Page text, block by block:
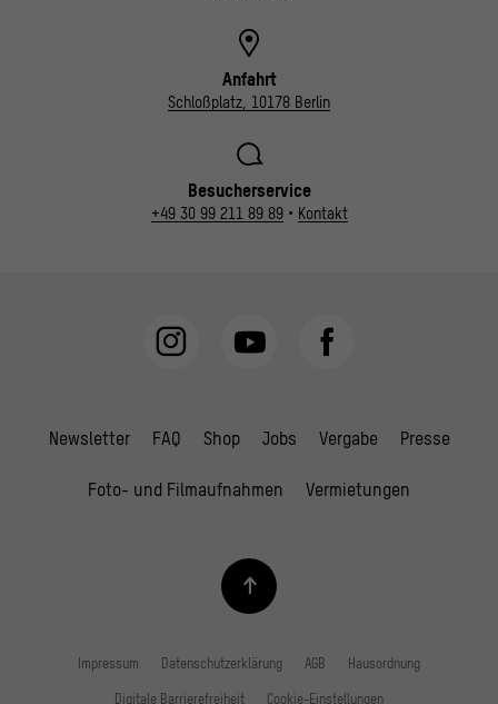
Anfahrt
Schloßplatz, 10178 Berlin
Besucherservice
+49 30 99 211 89 89• Kontakt
Newsletter FAQ Shop Jobs Vergabe Presse
Foto- und Filmaufnahmen Vermietungen
Impressum Datenschutzerklärung AGB Hausordnung
Digitale Barrierefreiheit Cookie-Einstellungen